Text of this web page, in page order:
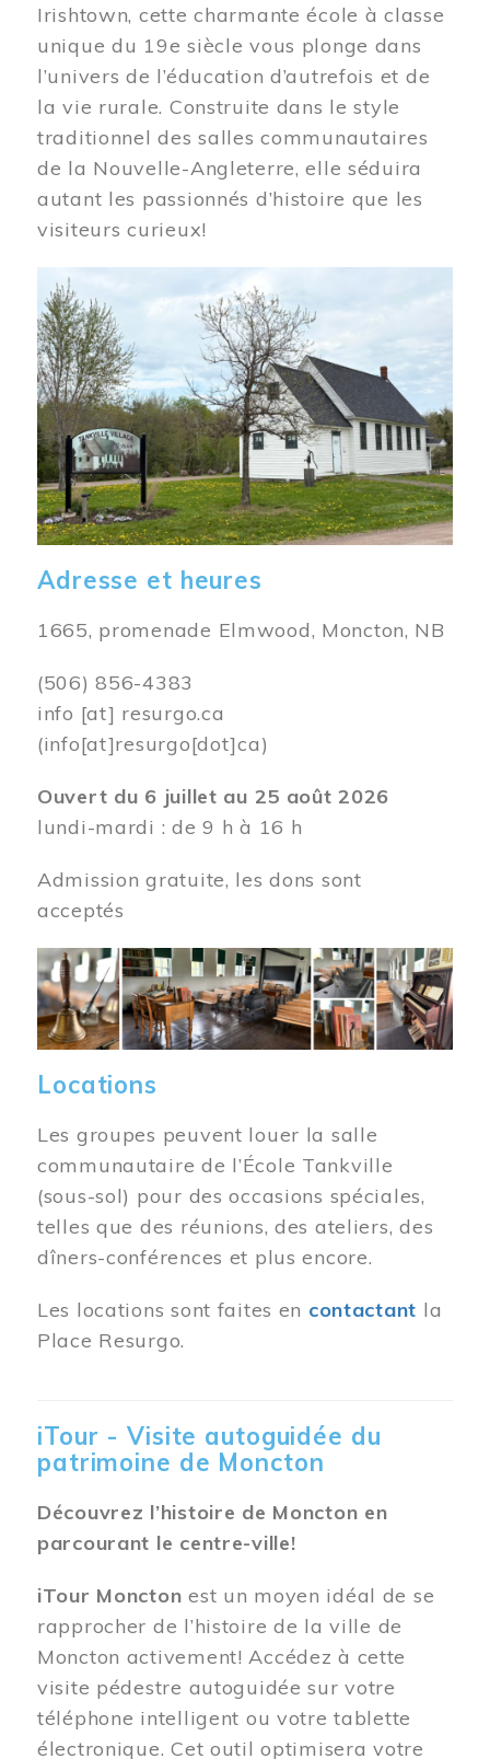
Irishtown, cette charmante école à classe
unique du 19e siècle vous plonge dans
l’univers de l’éducation d’autrefois et de
la vie rurale. Construite dans le style
traditionnel des salles communautaires
de la Nouvelle-Angleterre, elle séduira
autant les passionnés d’histoire que les
visiteurs curieux!
Image
Adresse et heures
1665, promenade Elmwood, Moncton, NB
(506) 856-4383
info [at] resurgo.ca
(info[at]resurgo[dot]ca)
Ouvert du 6 juillet au 25 août 2026
lundi-mardi : de 9 h à 16 h
Admission gratuite, les dons sont
acceptés
Image
Locations
Les groupes peuvent louer la salle
communautaire de l’École Tankville
(sous-sol) pour des occasions spéciales,
telles que des réunions, des ateliers, des
dîners-conférences et plus encore.
Les locations sont faites en contactant la
Place Resurgo.
iTour - Visite autoguidée du
patrimoine de Moncton
Découvrez l’histoire de Moncton en
parcourant le centre-ville!
iTour Moncton est un moyen idéal de se
rapprocher de l’histoire de la ville de
Moncton activement! Accédez à cette
visite pédestre autoguidée sur votre
téléphone intelligent ou votre tablette
électronique. Cet outil optimisera votre